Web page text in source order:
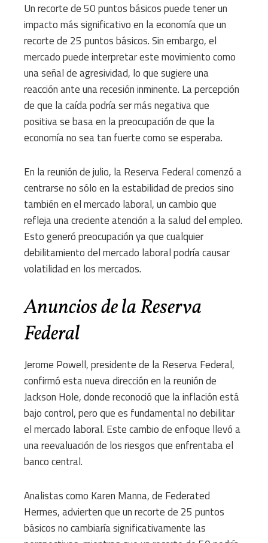
Un recorte de 50 puntos básicos puede tener un
impacto más significativo en la economía que un
recorte de 25 puntos básicos. Sin embargo, el
mercado puede interpretar este movimiento como
una señal de agresividad, lo que sugiere una
reacción ante una recesión inminente. La percepción
de que la caída podría ser más negativa que
positiva se basa en la preocupación de que la
economía no sea tan fuerte como se esperaba.
En la reunión de julio, la Reserva Federal comenzó a
centrarse no sólo en la estabilidad de precios sino
también en el mercado laboral, un cambio que
refleja una creciente atención a la salud del empleo.
Esto generó preocupación ya que cualquier
debilitamiento del mercado laboral podría causar
volatilidad en los mercados.
Anuncios de la Reserva
Federal
Jerome Powell, presidente de la Reserva Federal,
confirmó esta nueva dirección en la reunión de
Jackson Hole, donde reconoció que la inflación está
bajo control, pero que es fundamental no debilitar
el mercado laboral. Este cambio de enfoque llevó a
una reevaluación de los riesgos que enfrentaba el
banco central.
Analistas como Karen Manna, de Federated
Hermes, advierten que un recorte de 25 puntos
básicos no cambiaría significativamente las